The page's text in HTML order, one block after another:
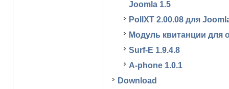
Joomla 1.5
PollXT 2.00.08 для
Модуль квитанции для
Surf-E 1.9.4.8
A-phone 1.0.1
Download